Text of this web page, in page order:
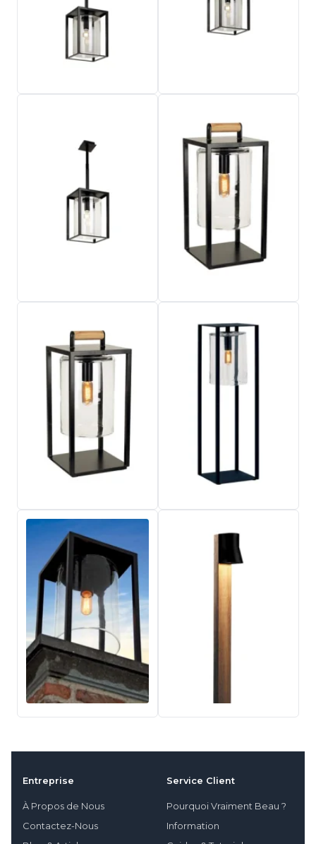
Entreprise
À Propos de Nous
Contactez-Nous
Service Client
Pourquoi Vraiment Beau ?
Information